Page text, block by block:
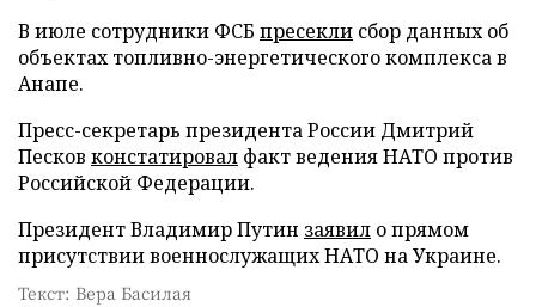
В июле сотрудники ФСБ пресекли сбор данных об
объектах топливно-энергетического комплекса в
Анапе.
Пресс-секретарь президента России Дмитрий
Песков констатировал факт ведения НАТО против
Российской Федерации.
Президент Владимир Путин заявил о прямом
присутствии военнослужащих НАТО на Украине.
Текст: Вера Басилая